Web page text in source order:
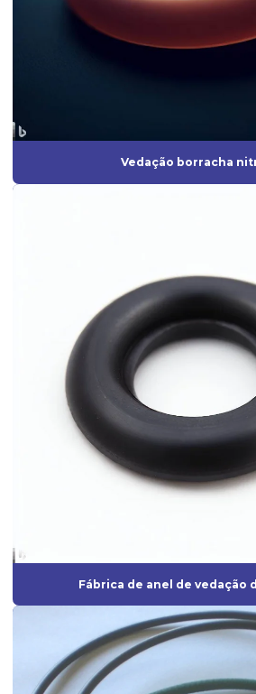
Fabrica de mangueira de silicone
Fábrica de peças de borracha
Fabricação de peças de borracha
Fabricação de peças em silicone
Fabricante de mangueira de silicone
Fabricante de peças de borracha sob
Fabricante de peças injetadas em borracha
Fabricante de peças em silicone
Fabricante de peças técnicas de borracha
Fabricante perfil de borracha
Fabricantes de borrachas
Fabricantes de borrachas industriais
Fornecedor de anel oring
Vedação borracha
Fábrica de anel de vedação